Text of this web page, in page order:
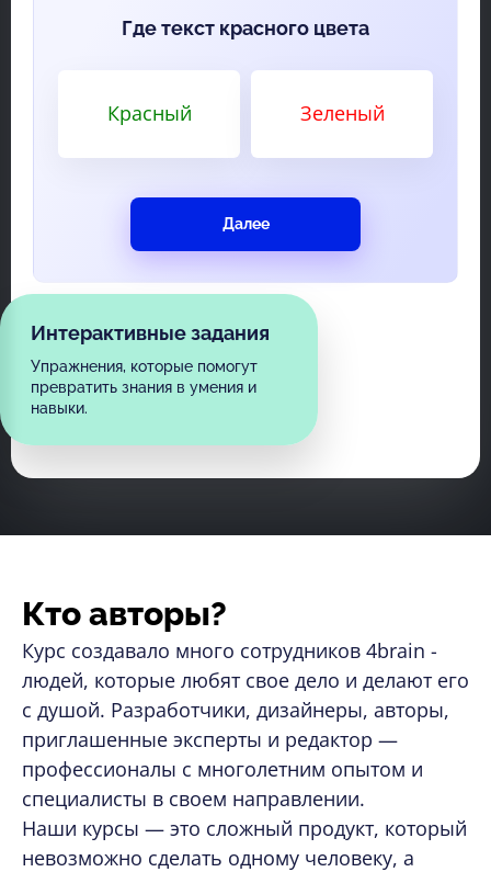
Где текст красного цвета
Красный Зеленый
Далее
Интерактивные задания
Упражнения, которые помогут
превратить знания в умения и
навыки.
Кто авторы?
Курс создавало много сотрудников 4brain -
людей, которые любят свое дело и делают его
с душой. Разработчики, дизайнеры, авторы,
приглашенные эксперты и редактор —
профессионалы с многолетним опытом и
специалисты в своем направлении.
Наши курсы — это сложный продукт, который
невозможно сделать одному человеку, а